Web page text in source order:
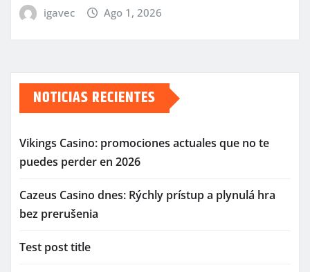
igavec Ago 1, 2026
NOTICIAS RECIENTES
Vikings Casino: promociones actuales que no te
puedes perder en 2026
Cazeus Casino dnes: Rýchly prístup a plynulá hra
bez prerušenia
Test post title